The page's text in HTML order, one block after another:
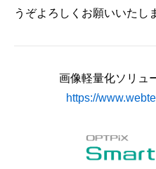
うぞよろしくお願いいたし
画像軽量化ソリュ
https://